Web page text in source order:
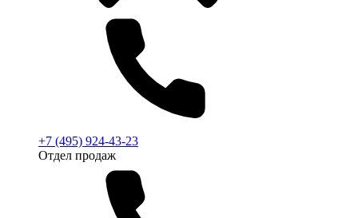
+7 (495) 924-43-23
Отдел продаж